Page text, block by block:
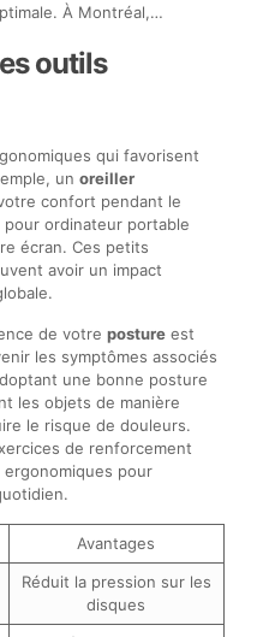
À Montréal,…
outils
qui favorisent
un oreiller
confort pendant le
pour ordinateur portable
écran. Ces petits
avoir un impact
de votre postureest
les symptômes associés
une bonne posture
les objets de manière
le risque de douleurs.
de renforcement
ergonomiques pour
Avantages
Réduit la pression sur les
disques